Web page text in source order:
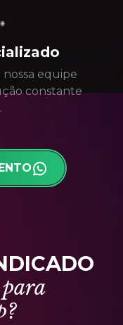
equipe
constante
DICADO
para
?